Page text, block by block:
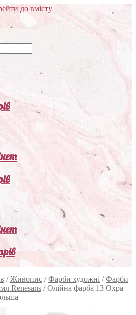
до вмісту
/Живопис /Фарби художні /Фарби
Renesans /Олійна фарба 13 Охра